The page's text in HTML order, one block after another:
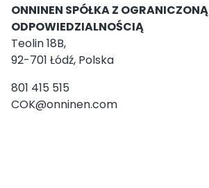
ONNINEN SPÓŁKA Z OGRANICZONĄ
ODPOWIEDZIALNOŚCIĄ
Teolin 18B,
92-701 Łódź, Polska
801 415 515
COK@onninen.com